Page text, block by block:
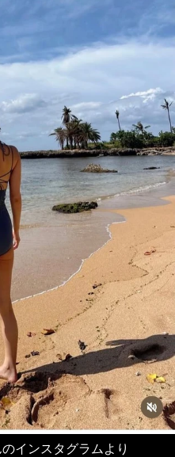
インスタグラムより